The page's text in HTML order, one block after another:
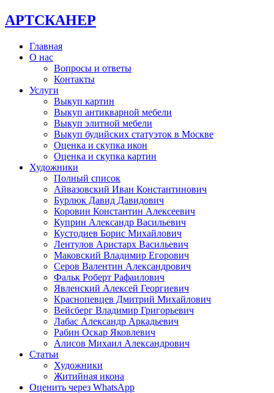
АРТСКАНЕР
Главная
О нас
Вопросы и ответы
Контакты
Услуги
Выкуп картин
Выкуп антикварной мебели
Выкуп элитной мебели
Выкуп будийских статуэток в Москве
Оценка и скупка икон
Оценка и скупка картин
Художники
Полный список
Айвазовский Иван Константинович
Бурлюк Давид Давидович
Коровин Константин Алексеевич
Куприн Александр Васильевич
Кустодиев Борис Михайлович
Лентулов Аристарх Васильевич
Маковский Владимир Егорович
Серов Валентин Александрович
Фальк Роберт Рафаилович
Явленский Алексей Георгиевич
Краснопевцев Дмитрий Михайлович
Вейсберг Владимир Григорьевич
Лабас Александр Аркадьевич
Рабин Оскар Яковлевич
Алисов Михаил Александрович
Статьи
Художники
Житийная икона
Оценить через WhatsApp